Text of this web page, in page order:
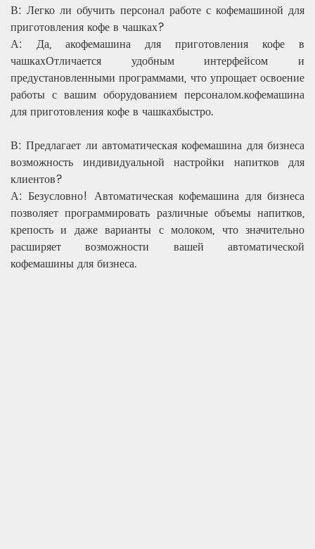
В: Легко ли обучить персонал работе с кофемашиной для
приготовления кофе в чашках?
А: Да, акофемашина для приготовления кофе в
чашкахОтличается удобным интерфейсом и
предустановленными программами, что упрощает освоение
работы с вашим оборудованием персоналом.кофемашина
для приготовления кофе в чашкахбыстро.
В: Предлагает ли автоматическая кофемашина для бизнеса
возможность индивидуальной настройки напитков для
клиентов?
А: Безусловно! Автоматическая кофемашина для бизнеса
позволяет программировать различные объемы напитков,
крепость и даже варианты с молоком, что значительно
расширяет возможности вашей автоматической
кофемашины для бизнеса.